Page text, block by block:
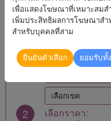
ลอง ค้นหาโดยรหัสไป
2 เลือกราคา:
เพื่อแสดงโฆษณาที่เหมาะสมส
เพิ่มประสิทธิผลการโฆษณาส
สำหรับบุคคลที่สาม
ยืนยันตัวเลือก ยอมรับทั้